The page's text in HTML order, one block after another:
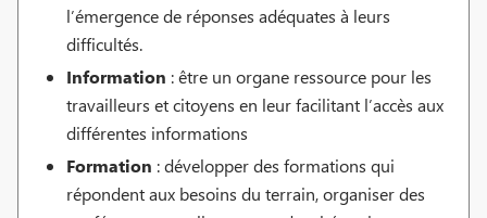
l’émergence de réponses adéquates à leurs
difficultés.
Information : être un organe ressource pour les
travailleurs et citoyens en leur facilitant l’accès aux
différentes informations
Formation : développer des formations qui
répondent aux besoins du terrain, organiser des